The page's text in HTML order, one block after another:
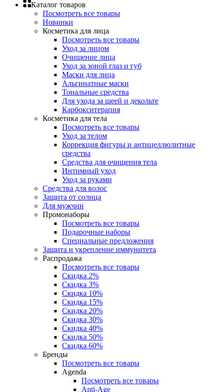
Каталог товаров
Посмотреть все товары
Новинки
Косметика для лица
Посмотреть все товары
Уход за лицом
Очищение лица
Уход за зоной глаз и губ
Маски для лица
Альгинатные маски
Тональные средства
Для ухода за шеей и декольте
Карбокситерапия
Косметика для тела
Посмотреть все товары
Уход за телом
Коррекция фигуры и антицеллюлитные
средства
Средства для очищения тела
Интимный уход
Уход за руками
Средства для волос
Защита от солнца
Для мужчин
Промонаборы
Посмотреть все товары
Подарочные наборы
Специальные предложения
Защита и укрепление иммунитета
Распродажа
Посмотреть все товары
Скидка 2%
Скидка 3%
Скидка 10%
Скидка 15%
Скидка 20%
Скидка 30%
Скидка 40%
Скидка 50%
Скидка 60%
Бренды
Посмотреть все товары
Agenda
Посмотреть все товары
Anti‑Age